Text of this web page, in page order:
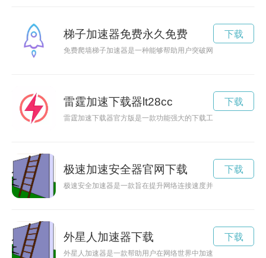
梯子加速器免费永久免费
免费爬墙梯子加速器是一种能够帮助用户突破网络限制，快速
下载
雷霆加速下载器lt28cc
雷霆加速下载器官方版是一款功能强大的下载工具，能够帮助
下载
极速加速安全器官网下载
极速安全加速器是一款旨在提升网络连接速度并保护用户隐私
下载
外星人加速器下载
外星人加速器是一款帮助用户在网络世界中加速访问速度、保
下载